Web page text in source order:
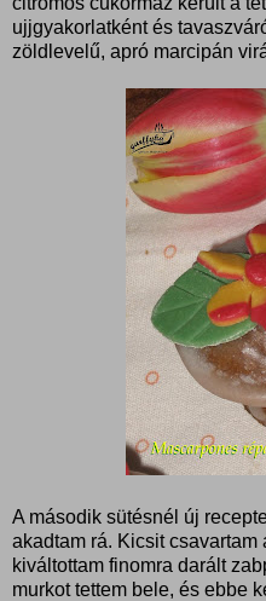
ujjgyakorlatként és
zöldlevelű, apró marcipán
A második sütésnél új
akadtam rá. Kicsit
kiváltottam finomra darált
murkot tettem bele, és ebbe